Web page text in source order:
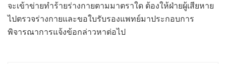
จะเข้าข่ายทำร้ายร่างกายตามมาตราใด ต้องให้ฝ่ายผู้เสียหาย
ไปตรวจร่างกายและขอใบรับรองแพทย์มาประกอบการ
พิจารณาการแจ้งข้อกล่าวหาต่อไป